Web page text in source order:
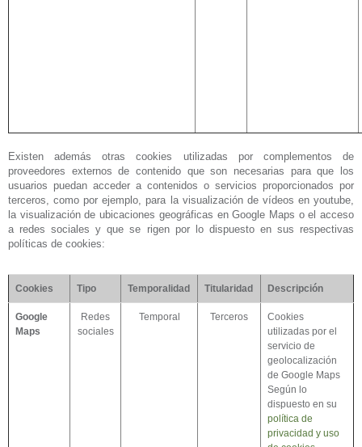
Existen además otras cookies utilizadas por complementos de
proveedores externos de contenido que son necesarias para que los
usuarios puedan acceder a contenidos o servicios proporcionados por
terceros, como por ejemplo, para la visualización de vídeos en youtube,
la visualización de ubicaciones geográficas en Google Maps o el acceso
a redes sociales y que se rigen por lo dispuesto en sus respectivas
políticas de cookies:
Cookies Tipo Temporalidad Titularidad Descripción
Google
Maps
Redes
sociales
Temporal Terceros
Cookies
utilizadas por el
servicio de
geolocalización
de Google Maps
Según lo
dispuesto en su
política de
privacidad y uso